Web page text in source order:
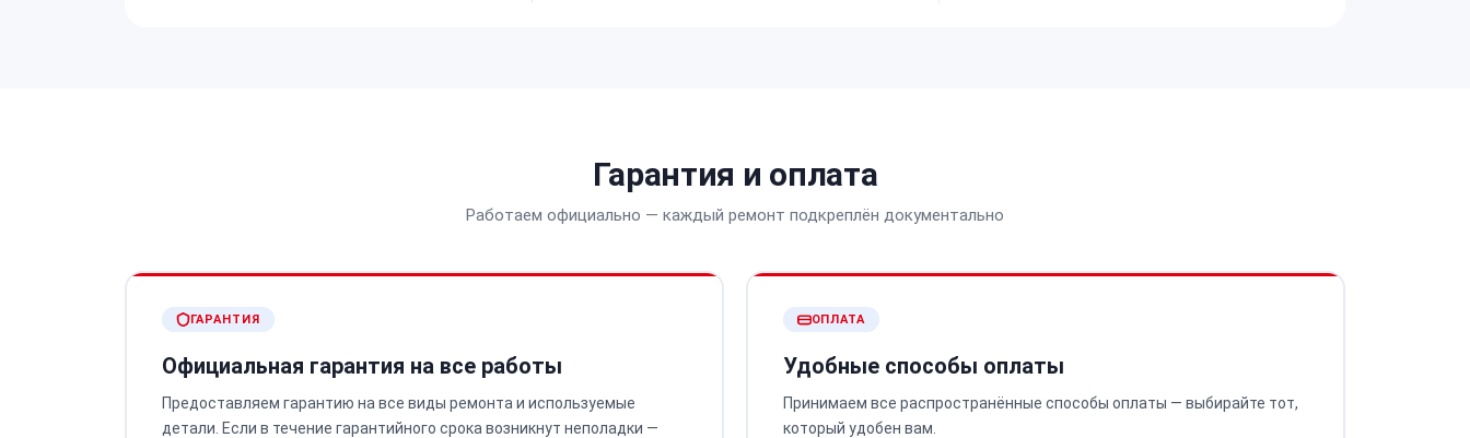
Гарантия и оплата
Работаем официально — каждый ремонт подкреплён документально
ГАРАНТИЯ
Официальная гарантия на все работы
Предоставляем гарантию на все виды ремонта и используемые
детали. Если в течение гарантийного срока возникнут неполадки —
ОПЛАТА
Удобные способы оплаты
Принимаем все распространённые способы оплаты — выбирайте тот,
который удобен вам.